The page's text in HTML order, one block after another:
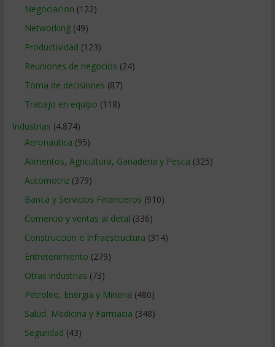
Negociacion (122)
Networking(49)
Productividad (123)
Reuniones de negocios (24)
Toma de decisiones (87)
Trabajo en equipo (118)
Industrias (4.874)
Aeronautica (95)
Alimentos, Agricultura, Ganaderia y Pesca (325)
Automotriz(379)
Banca y Servicios Financieros (910)
Comercio y ventas al detal (336)
Construccion e Infraestructura (314)
Entretenimiento (279)
Otras industrias (73)
Petroleo, Energia y Mineria (480)
Salud, Medicina y Farmacia (348)
Seguridad (43)